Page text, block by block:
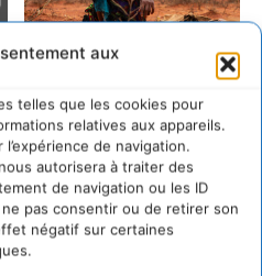
aux
telles que les cookies pour
relatives aux appareils.
de navigation.
autorisera à traiter des
de navigation ou les ID
pas consentir ou de retirer son
négatif sur certaines